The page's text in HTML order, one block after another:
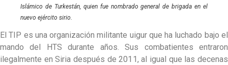
Islámico de Turkestán, quien fue nombrado general de brigada en el
nuevo ejército sirio.
El TIP es una organización militante uigur que ha luchado bajo el
mando del HTS durante años. Sus combatientes entraron
ilegalmente en Siria después de 2011, al igual que las decenas